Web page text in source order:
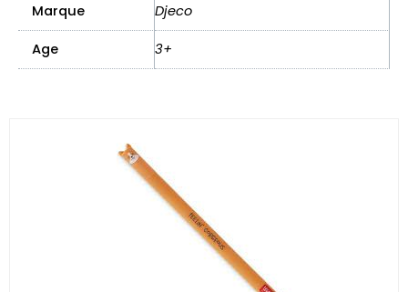
Marque Djeco
Age 3+